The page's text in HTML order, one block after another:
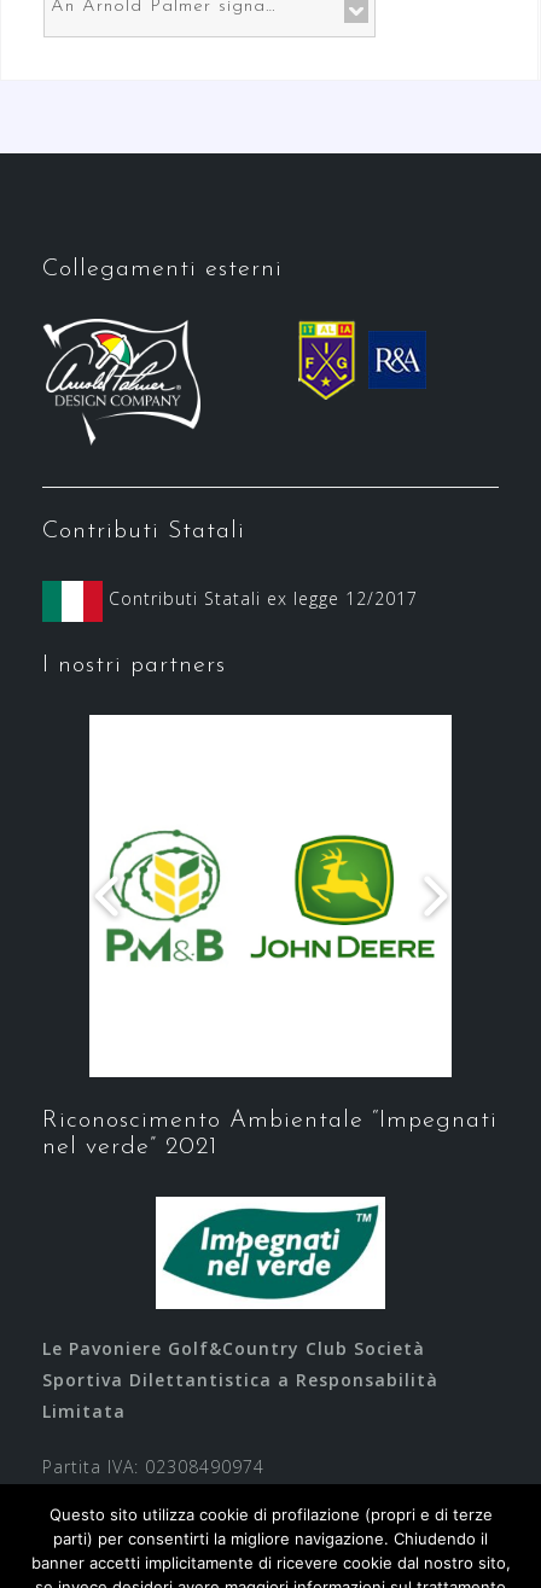
An Arnold Palmer signature course in Prato the gateway to Florence
Collegamenti esterni
Contributi Statali
Contributi Statali ex legge 12/2017
I nostri partners
Riconoscimento Ambientale “Impegnati
nel verde” 2021
Le Pavoniere Golf&Country Club Società
Sportiva Dilettantistica a Responsabilità
Limitata
Partita IVA: 02308490974
Questo sito utilizza cookie di profilazione (propri e di terze
parti) per consentirti la migliore navigazione. Chiudendo il
banner accetti implicitamente di ricevere cookie dal nostro sito,